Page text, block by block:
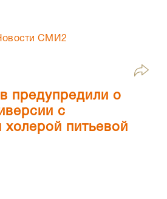
СМИ2
предупредили о
с
холерой питьевой